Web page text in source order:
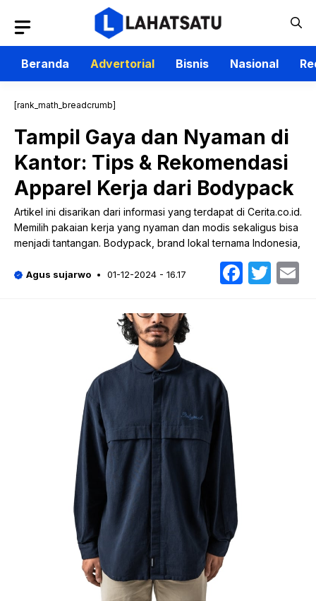
isi
Beranda
Advertorial Bisnis Nasional
[rank_math_breadcrumb]
Tampil Gaya dan Nyaman di
Kantor: Tips & Rekomendasi
Apparel Kerja dari Bodypack
Artikel ini disarikan dari informasi yang terdapat di Cerita.co.id.
Memilih pakaian kerja yang nyaman dan modis sekaligus bisa
menjadi tantangan. Bodypack, brand lokal ternama Indonesia,
Agus sujarwo 01-12-2024 - 16.17